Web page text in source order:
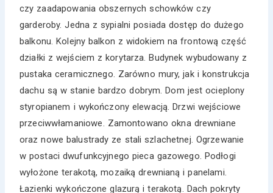
czy zaadapowania obszernych schowków czy
garderoby. Jedna z sypialni posiada dostęp do dużego
balkonu. Kolejny balkon z widokiem na frontową część
działki z wejściem z korytarza. Budynek wybudowany z
pustaka ceramicznego. Zarówno mury, jak i konstrukcja
dachu są w stanie bardzo dobrym. Dom jest ocieplony
styropianem i wykończony elewacją. Drzwi wejściowe
przeciwwłamaniowe. Zamontowano okna drewniane
oraz nowe balustrady ze stali szlachetnej. Ogrzewanie
w postaci dwufunkcyjnego pieca gazowego. Podłogi
wyłożone terakotą, mozaiką drewnianą i panelami.
Łazienki wykończone glazurą i terakotą. Dach pokryty